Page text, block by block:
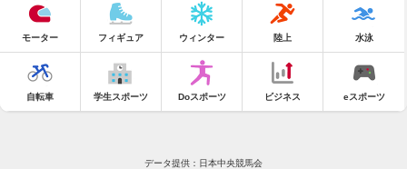
モーター フィギュア ウィンター 陸上 水泳
自転車 学生スポーツ Doスポーツ ビジネス eスポーツ
データ提供：日本中央競馬会